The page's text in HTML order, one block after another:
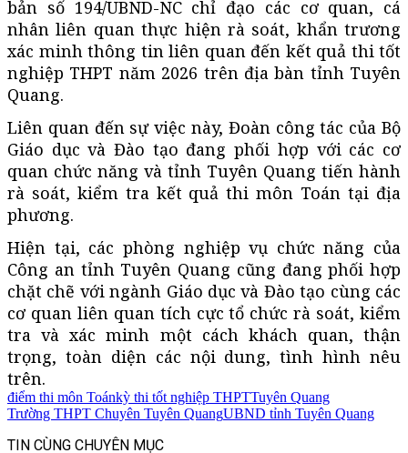
bản số 194/UBND-NC chỉ đạo các cơ quan, cá
nhân liên quan thực hiện rà soát, khẩn trương
xác minh thông tin liên quan đến kết quả thi tốt
nghiệp THPT năm 2026 trên địa bàn tỉnh Tuyên
Quang.
Liên quan đến sự việc này, Đoàn công tác của Bộ
Giáo dục và Đào tạo đang phối hợp với các cơ
quan chức năng và tỉnh Tuyên Quang tiến hành
rà soát, kiểm tra kết quả thi môn Toán tại địa
phương.
Hiện tại, các phòng nghiệp vụ chức năng của
Công an tỉnh Tuyên Quang cũng đang phối hợp
chặt chẽ với ngành Giáo dục và Đào tạo cùng các
cơ quan liên quan tích cực tổ chức rà soát, kiểm
tra và xác minh một cách khách quan, thận
trọng, toàn diện các nội dung, tình hình nêu
trên.
điểm thi môn Toánkỳ thi tốt nghiệp THPTTuyên Quang
Trường THPT Chuyên Tuyên QuangUBND tỉnh Tuyên Quang
TIN CÙNG CHUYÊN MỤC